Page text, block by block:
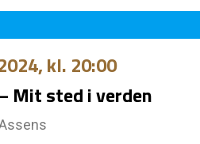
, kl. 20:00
Mit sted i verden